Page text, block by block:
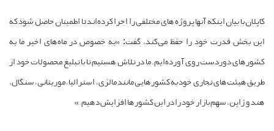
کاپلان با بیان اینکه آنها پروژه های مختلفی را اجرا کرده‌اند تا اطمینان حاصل شود که
این بخش قدرت خود را حفظ می‌کند، گفت: «به خصوص در ماه‌های اخیر ما به
کشورهای دوردست روی آورده‌ایم. ما در تلاش هستیم تا با تبلیغ محصولات خود از
طریق هیئت‌های تجاری خود به کشورهایی مانند مالزی، استرالیا، موریتانی، سنگال،
هند و ژاپن، سهم بازار خود را در این کشورها افزایش دهیم.»